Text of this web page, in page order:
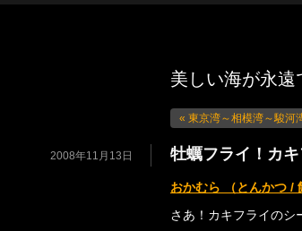
美しい海が永遠
« 東京湾～相模湾～駿
2008年11月13日 牡蠣フライ！カ
おかむら （とんかつ /
さあ！カキフライのシ